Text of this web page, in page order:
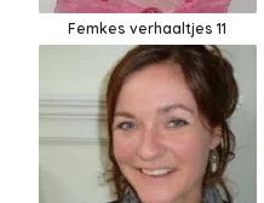
Femkes verhaaltjes 11